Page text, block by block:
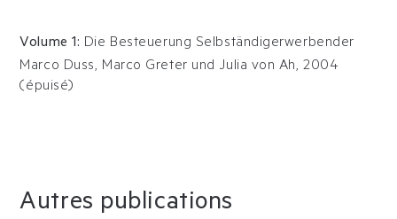
Volume 1: Die Besteuerung Selbständigerwerbender
Marco Duss, Marco Greter und Julia von Ah,2004
(épuisé)
Autres publications